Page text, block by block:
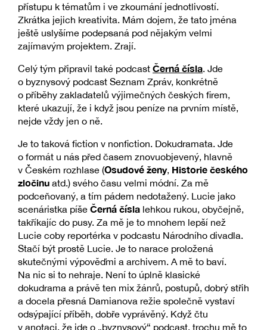
přístupu k tématům i ve zkoumání jednotlivostí.
Zkrátka jejich kreativita. Mám dojem, že tato jména
ještě uslyšíme podepsaná pod nějakým velmi
zajímavým projektem. Zrají.
Celý tým připravil také podcast Černá čísla. Jde
o byznysový podcast Seznam Zpráv, konkrétně
o příběhy zakladatelů výjimečných českých firem,
které ukazují, že i když jsou peníze na prvním místě,
nejde vždy jen o ně.
Je to taková fiction v nonfiction. Dokudramata. Jde
o formát u nás před časem znovuobjevený, hlavně
v Českém rozhlase (Osudové ženy, Historie českého
zločinu atd.) svého času velmi módní. Za mě
podceňovaný, a tím pádem nedotažený. Lucie jako
scenáristka píše Černá čísla lehkou rukou, obyčejně,
takříkajíc do pusy. Za mě je to mnohem lepší než
Lucie coby reportérka v podcastu Národního divadla.
Stačí být prostě Lucie. Je to narace proložená
skutečnými výpověďmi a archivem. A mě to baví.
Na nic si to nehraje. Není to úplně klasické
dokudrama a právě ten mix žánrů, postupů, dobrý střih
a docela přesná Damianova režie společně vystaví
odsýpající příběh, dobře vyprávěný. Když čtu
v anotaci, že jde o „byznysový“ podcast, trochu mě to